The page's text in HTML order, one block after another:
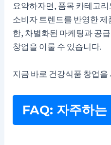
요약하자면, 품목 카테고
소비자 트렌드를 반영한
한, 차별화된 마케팅과 공
창업을 이룰 수 있습니다.
지금 바로 건강식품 창업을
FAQ: 자주하는